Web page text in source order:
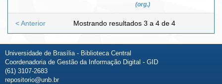
(org.)
Mostrando resultados 3 a 4 de 4
< Anterior
Universidade de Brasília - Biblioteca Central
Coordenadoria de Gestão da Informação Digital - GID
(61) 3107-2683
repositorio@unb.br